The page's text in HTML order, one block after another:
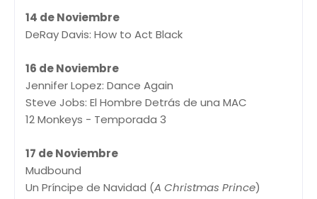
14 de Noviembre
DeRay Davis: How to Act Black
16 de Noviembre
Jennifer Lopez: Dance Again
Steve Jobs: El Hombre Detrás de una MAC
12 Monkeys - Temporada 3
17 de Noviembre
Mudbound
Un Príncipe de Navidad (A Christmas Prince)